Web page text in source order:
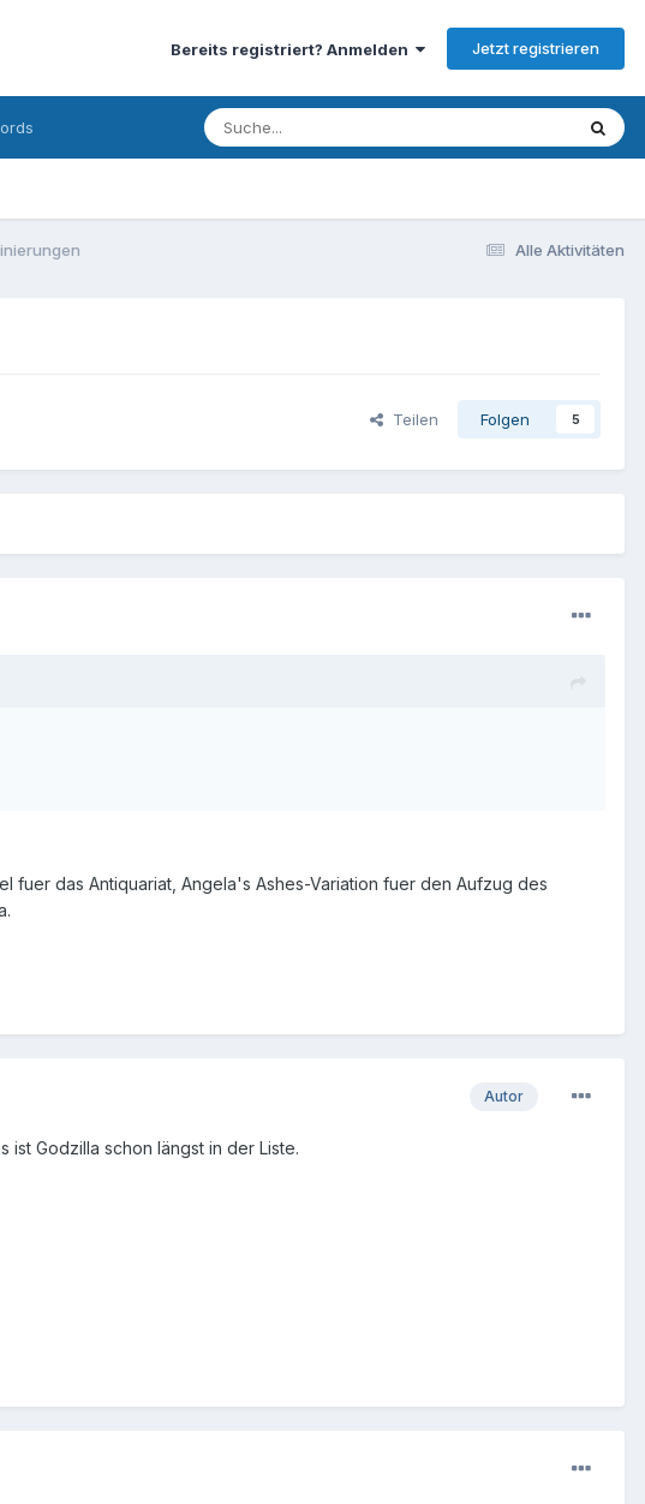
Bereits registriert? Anmelden Jetzt registrieren
Alle Aktivitäten
Teilen Folgen 5
das Antiquariat, Angela's Ashes-Variation fuer den Aufzug des
Autor
Godzilla schon längst in der Liste.